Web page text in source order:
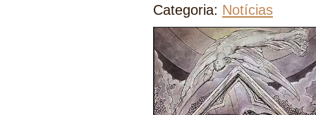
Categoria: Notícias